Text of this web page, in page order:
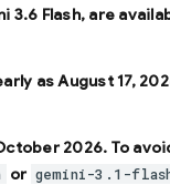
3.6 Flash, are
asAugust 17,
2026. To
or gemini-3.1-